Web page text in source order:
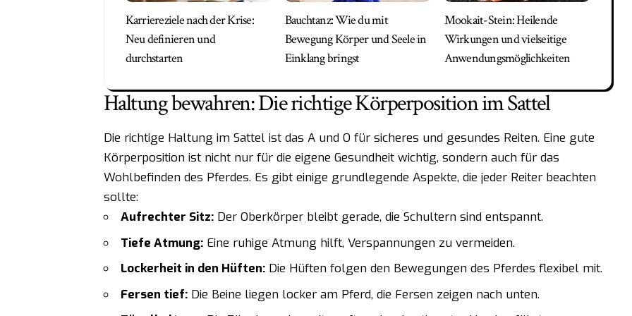
Karriereziele nach der Krise:
Neu definieren und
durchstarten
Bauchtanz: Wie du mit
Bewegung Körper und Seele in
Einklang bringst
Mookait-Stein: Heilende
Wirkungen und vielseitige
Anwendungsmöglichkeiten
Haltung bewahren: Die richtige Körperposition im Sattel
Die richtige Haltung im Sattel ist das A und O für sicheres und gesundes Reiten. Eine gute
Körperposition ist nicht nur für die eigene Gesundheit wichtig, sondern auch für das
Wohlbefinden des Pferdes. Es gibt einige grundlegende Aspekte, die jeder Reiter beachten
sollte:
Aufrechter Sitz:Der Oberkörper bleibt gerade, die Schultern sind entspannt.
Tiefe Atmung:Eine ruhige Atmung hilft, Verspannungen zu vermeiden.
Lockerheit in den Hüften:Die Hüften folgen den Bewegungen des Pferdes flexibel mit.
Fersen tief:Die Beine liegen locker am Pferd, die Fersen zeigen nach unten.